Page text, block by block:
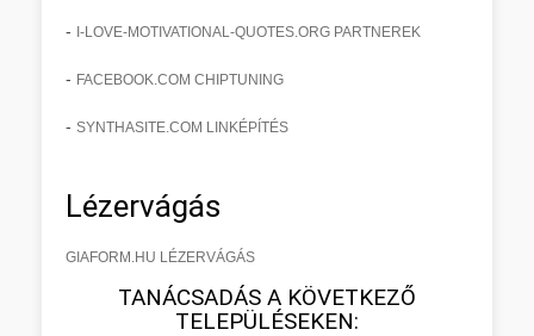
- I-LOVE-MOTIVATIONAL-QUOTES.ORG PARTNEREK
- FACEBOOK.COM CHIPTUNING
- SYNTHASITE.COM LINKÉPÍTÉS
Lézervágás
GIAFORM.HU LÉZERVÁGÁS
TANÁCSADÁS A KÖVETKEZŐ
TELEPÜLÉSEKEN: